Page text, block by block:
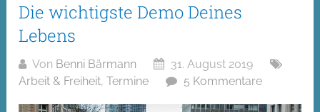
Die wichtigste Demo Deines
Lebens
Von Benni Bärmann
31. August 2019
Arbeit & Freiheit,Termine 5 Kommentare